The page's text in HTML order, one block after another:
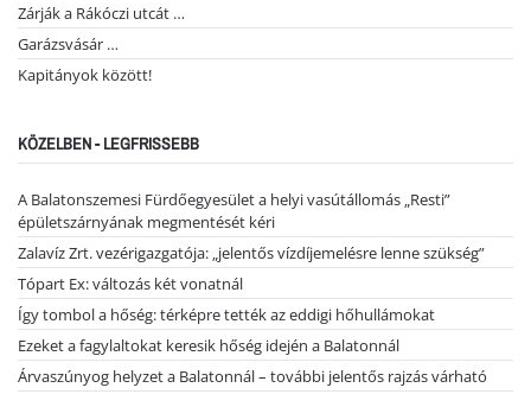
Zárják a Rákóczi utcát …
Garázsvásár …
Kapitányok között!
KÖZELBEN - LEGFRISSEBB
A Balatonszemesi Fürdőegyesület a helyi vasútállomás „Resti”
épületszárnyának megmentését kéri
Zalavíz Zrt. vezérigazgatója: „jelentős vízdíjemelésre lenne szükség”
Tópart Ex: változás két vonatnál
Így tombol a hőség: térképre tették az eddigi hőhullámokat
Ezeket a fagylaltokat keresik hőség idején a Balatonnál
Árvaszúnyog helyzet a Balatonnál – további jelentős rajzás várható